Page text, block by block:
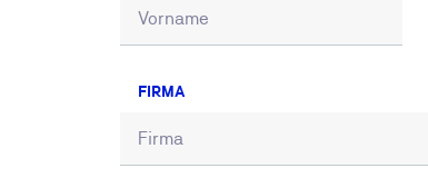
FIRMA